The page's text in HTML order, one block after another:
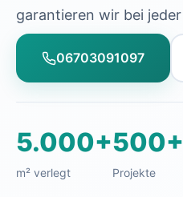
garantieren wir bei jeder
06703091097
5.000+
m² verlegt
500+
Projekte